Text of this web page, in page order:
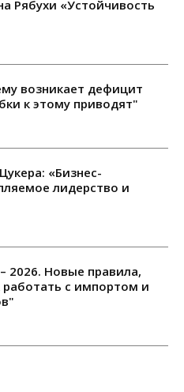
Рябухи «Устойчивость
возникает дефицит
к этому приводят"
«Бизнес-
лидерство и
2026. Новые правила,
работать с импортом и